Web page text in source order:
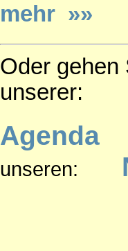
mehr »»
Oder gehen
unserer:
Agenda
unseren: